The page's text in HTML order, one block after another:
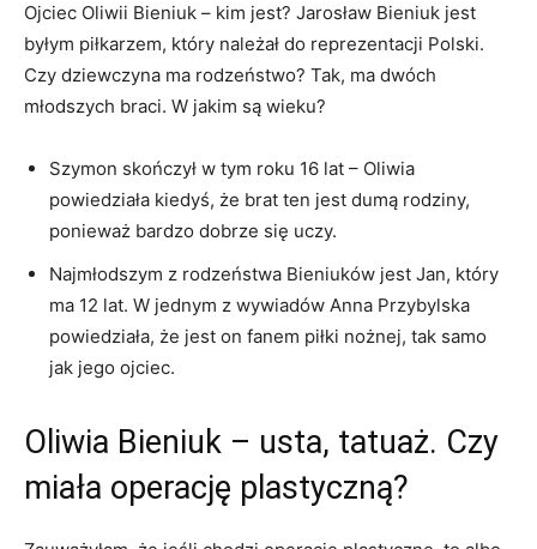
Ojciec Oliwii Bieniuk – kim jest? Jarosław Bieniuk jest
byłym piłkarzem, który należał do reprezentacji Polski.
Czy dziewczyna ma rodzeństwo? Tak, ma dwóch
młodszych braci. W jakim są wieku?
Szymon skończył w tym roku 16 lat – Oliwia
powiedziała kiedyś, że brat ten jest dumą rodziny,
ponieważ bardzo dobrze się uczy.
Najmłodszym z rodzeństwa Bieniuków jest Jan, który
ma 12 lat. W jednym z wywiadów Anna Przybylska
powiedziała, że jest on fanem piłki nożnej, tak samo
jak jego ojciec.
Oliwia Bieniuk – usta, tatuaż. Czy
miała operację plastyczną?